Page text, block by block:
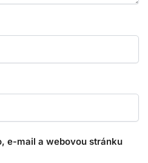
e-mail a webovou stránku